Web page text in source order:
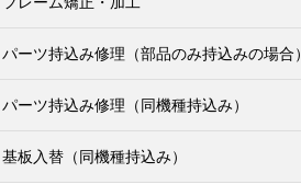
パーツ持込み修理（部品のみ持込みの場合
パーツ持込み修理（同機種持込み）
基板入替（同機種持込み）